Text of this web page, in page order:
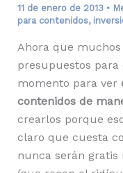
11 de enero de 2013 •
para contenidos,
Ahora que
presupuestos para
momento para ver
contenidos de
crearlos porque
claro que cuesta
nunca serán gratis